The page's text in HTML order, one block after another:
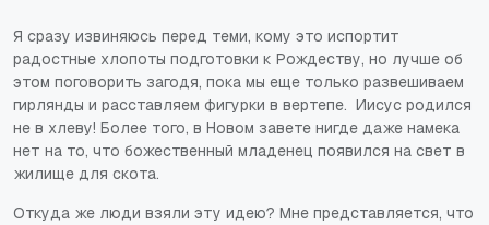
Я сразу извиняюсь перед теми, кому это испортит
радостные хлопоты подготовки к Рождеству, но лучше об
этом поговорить загодя, пока мы еще только развешиваем
гирлянды и расставляем фигурки в вертепе. Иисус родился
не в хлеву! Более того, в Новом завете нигде даже намека
нет на то, что божественный младенец появился на свет в
жилище для скота.
Откуда же люди взяли эту идею? Мне представляется, что